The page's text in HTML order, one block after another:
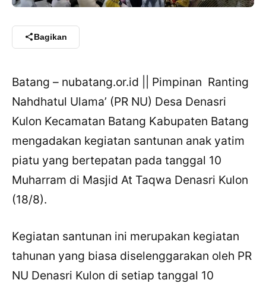
Bagikan
Batang – nubatang.or.id || Pimpinan Ranting
Nahdhatul Ulama’ (PR NU) Desa Denasri
Kulon Kecamatan Batang Kabupaten Batang
mengadakan kegiatan santunan anak yatim
piatu yang bertepatan pada tanggal 10
Muharram di Masjid At Taqwa Denasri Kulon
(18/8).
Kegiatan santunan ini merupakan kegiatan
tahunan yang biasa diselenggarakan oleh PR
NU Denasri Kulon di setiap tanggal 10